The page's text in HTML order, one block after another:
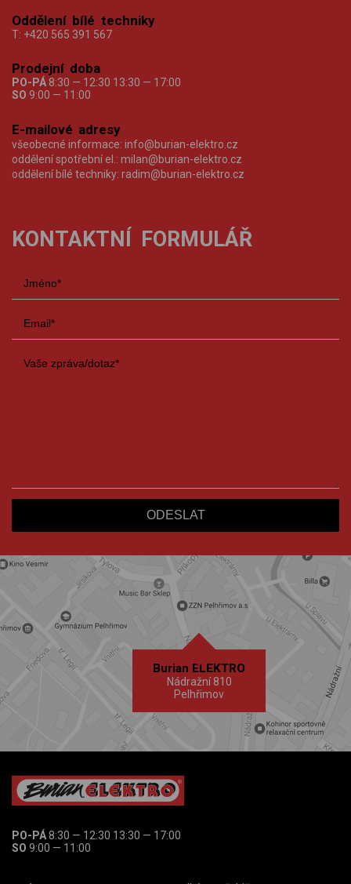
Oddělení bílé techniky
T: +420 565 391 567
Prodejní doba
PO-PÁ 8:30 — 12:30 13:30 — 17:00
SO 9:00 — 11:00
E-mailové adresy
všeobecné informace: info@burian-elektro.cz
oddělení spotřební el.: milan@burian-elektro.cz
oddělení bílé techniky: radim@burian-elektro.cz
KONTAKTNÍ FORMULÁŘ
Burian ELEKTRO
Nádražní 810
Pelhřimov
PO-PÁ8:30 — 12:30 13:30 — 17:00
SO 9:00 — 11:00